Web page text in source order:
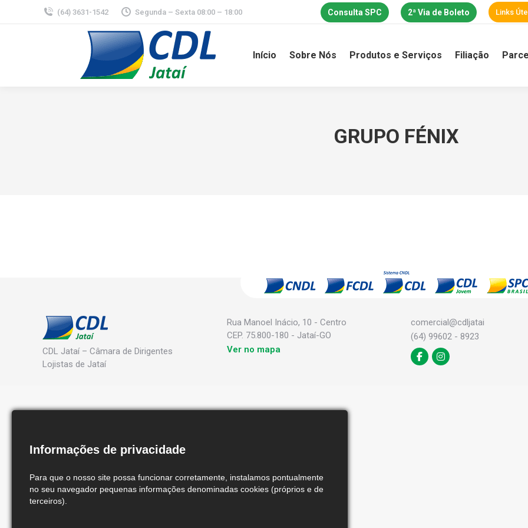
(64) 3631-1542 Segunda – Sexta 08:00 – 18:00 Consulta SPC 2ª Via de Boleto Links
Início Sobre Nós Produtos e Serviços Filiação
GRUPO FÉNIX
CDL Jataí – Câmara de Dirigentes
Lojistas de Jataí
Rua Manoel Inácio, 10 - Centro
CEP. 75.800-180 - Jataí-GO
Ver no mapa
comercial@cdljatai
(64) 99602 - 8923
Informações de privacidade
Para que o nosso site possa funcionar corretamente, instalamos pontualmente
no seu navegador pequenas informações denominadas cookies (próprios e de
terceiros).